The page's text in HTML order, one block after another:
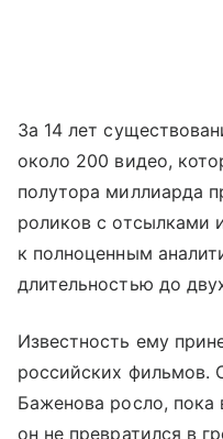
За 14 лет
около 200 видео,
полутора миллиарда
роликов с отсылками
к полноценным
длительностью до
Известность ему
российских фильмов.
Баженова росло,
он не превратился в